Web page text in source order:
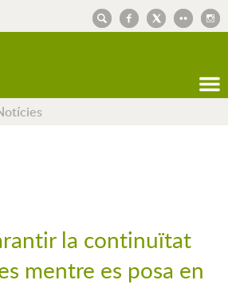
la continuïtat
mentre es posa en